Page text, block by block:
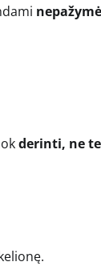
derinti, ne